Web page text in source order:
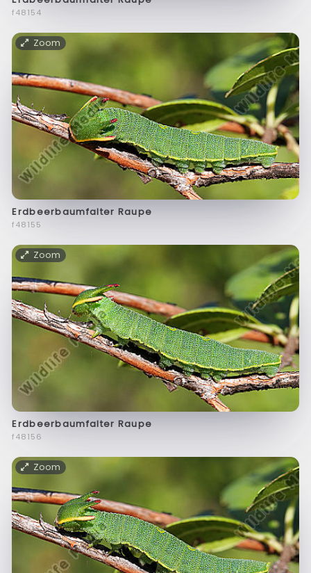
f48154
Zoom
Erdbeerbaumfalter Raupe
f48155
Zoom
Erdbeerbaumfalter Raupe
f48156
Zoom